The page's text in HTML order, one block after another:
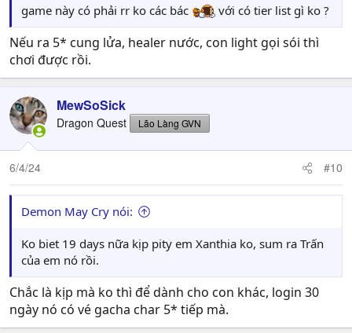
game này có phải rr ko các bác với có tier list gì ko ?
Nếu ra 5* cung lửa, healer nước, con light gọi sói thì
chơi được rồi.
MewSoSick
Dragon Quest Lão Làng GVN
6/4/24 #10
Demon May Cry nói:
Ko biet 19 days nữa kịp pity em Xanthia ko, sum ra Trấn
của em nó rồi.
Chắc là kịp mà ko thì để dành cho con khác, login 30
ngày nó có vé gacha char 5* tiếp mà.